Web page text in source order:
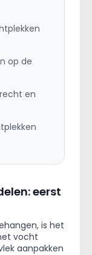
op de
en
eerst
is het
vocht
aanpakken